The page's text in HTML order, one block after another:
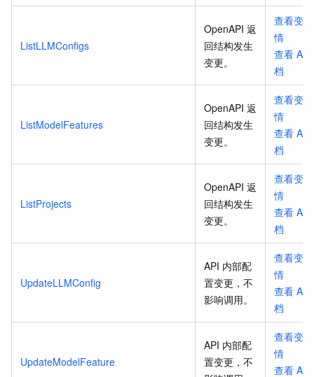
ListLLMConfigs
OpenAPI 返
回结构发生
变更。
查看变
情
查看 API
档
ListModelFeatures
OpenAPI 返
回结构发生
变更。
查看变
情
查看 API
档
ListProjects
OpenAPI 返
回结构发生
变更。
查看变
情
查看 API
档
UpdateLLMConfig
API 内部配
置变更，不
影响调用。
查看变
情
查看 API
档
UpdateModelFeature
API 内部配
置变更，不
查看变
情
查看 API